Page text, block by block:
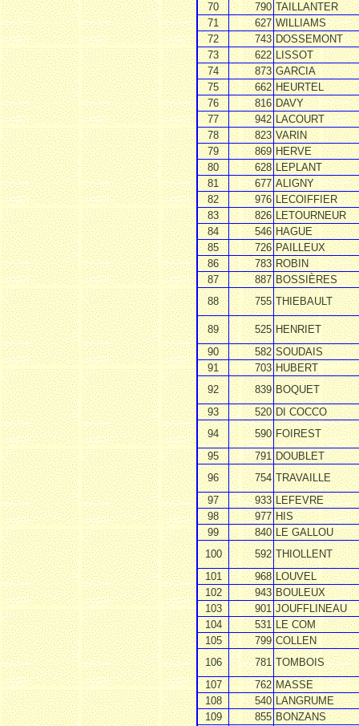
70
790 TAILLANTER
71
627 WILLIAMS
72
743 DOSSEMONT
73
622 LISSOT
74
873 GARCIA
75
662 HEURTEL
76
816 DAVY
77
942 LACOURT
78
823 VARIN
79
869 HERVE
80
628 LEPLANT
81
677 ALIGNY
82
976 LECOIFFIER
83
826 LETOURNEUR
84
546 HAGUE
85
726 PAILLEUX
86
783 ROBIN
87
887 BOSSIÈRES
88
755 THIEBAULT
89 525 HENRIET
90
582 SOUDAIS
91
703 HUBERT
92
839 BOQUET
93
520 DI COCCO
94
590 FOIREST
95
791 DOUBLET
96
754 TRAVAILLE
97
933 LEFEVRE
98
977 HIS
99
840 LE GALLOU
100
592 THIOLLENT
101
968 LOUVEL
102
943 BOULEUX
103
901 JOUFFLINEAU
104
531 LE COM
105
799 COLLEN
106
781 TOMBOIS
107
762 MASSE
108
540 LANGRUME
109
855 BONZANS